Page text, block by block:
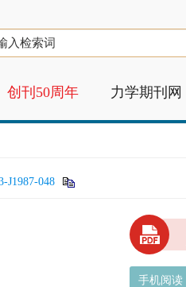
创刊50周年 力学期刊网
J1987-048
手机阅读